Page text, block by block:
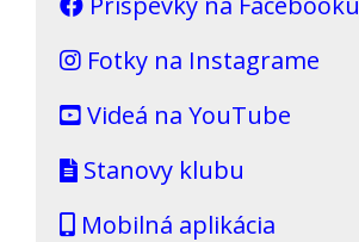
Fotky na Instagrame
Videá na YouTube
Stanovy klubu
Mobilná aplikácia